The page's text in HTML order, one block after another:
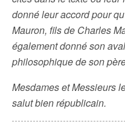
donné leur accord pour
Mauron, fils de Charles
également donné son
philosophique de son
Mesdames et Messieurs
salut bien républicain.